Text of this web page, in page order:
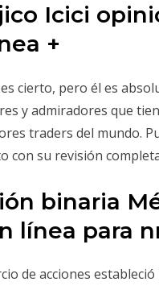
Icici
+
cierto, pero él es
y admiradores que
traders del mundo.
con su revisión
binaria
línea para
de acciones